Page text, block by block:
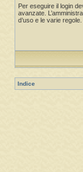
Per eseguire il login
avanzate.
d’uso e le varie regole.
Indice